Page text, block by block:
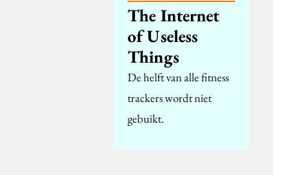
The Internet
of Useless
Things
De helft van alle fitness
trackers wordt niet
gebuikt.